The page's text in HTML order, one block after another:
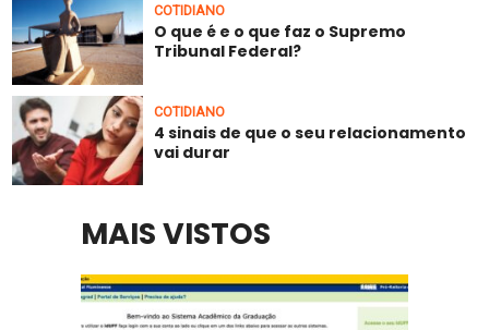
COTIDIANO
O que é e o que faz o Supremo
Tribunal Federal?
COTIDIANO
4 sinais de que o seu relacionamento
vai durar
MAIS VISTOS